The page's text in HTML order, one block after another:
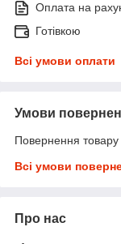
Оплата на
Готівкою
Всі умови оплати
Умови
Повернення
Всі умови
Про нас